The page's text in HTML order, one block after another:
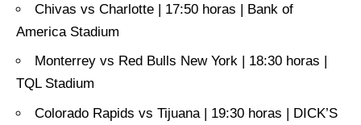
Chivas vs Charlotte | 17:50 horas | Bank of
America Stadium
Monterrey vs Red Bulls New York | 18:30 horas |
TQL Stadium
Colorado Rapids vs Tijuana | 19:30 horas | DICK’S